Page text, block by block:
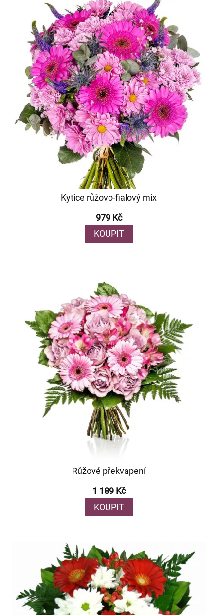
Kytice růžovo-fialový mix
979 Kč
KOUPIT
Růžové překvapení
1 189 Kč
KOUPIT